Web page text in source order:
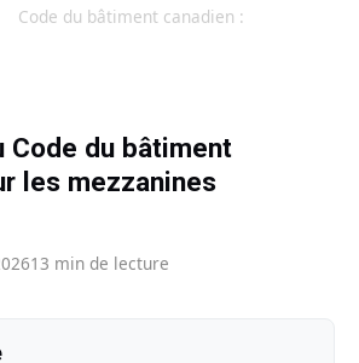
Code du bâtiment canadien :
Code du bâtiment
les mezzanines
13 min de lecture